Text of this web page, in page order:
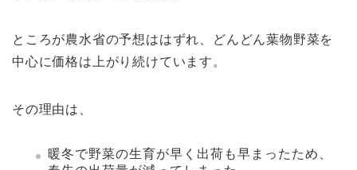
ところが農水省の予想ははずれ、どんどん葉物野菜を
中心に価格は上がり続けています。
その理由は、
暖冬で野菜の生育が早く出荷も早まったため、